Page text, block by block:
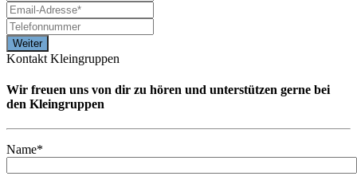
Kontakt Kleingruppen
Wir freuen uns von dir zu hören und unterstützen gerne bei
den Kleingruppen
Name*